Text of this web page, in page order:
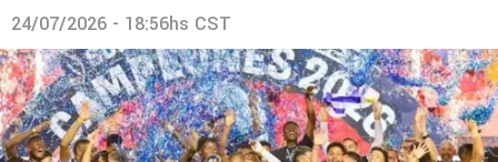
24/07/2026 - 18:56hs CST